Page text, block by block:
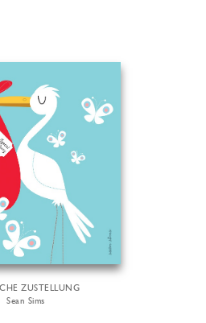
ZUSTELLUNG
Sean Sims